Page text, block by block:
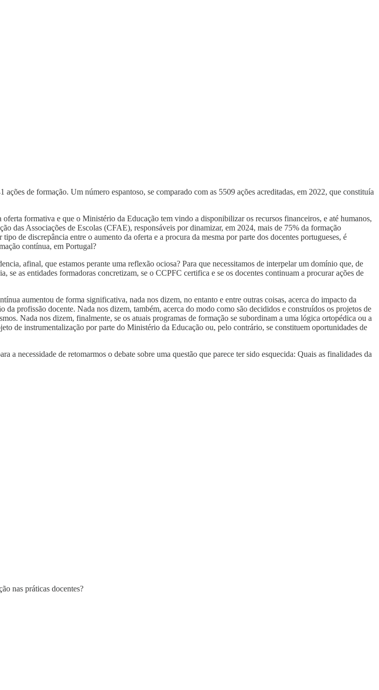
de formação. Um número espantoso, se comparado com as 5509 ações acreditadas, em 2022, que constituía
formativa e que o Ministério da Educação tem vindo a disponibilizar os recursos financeiros, e até humanos,
das Associações de Escolas (CFAE), responsáveis por dinamizar, em 2024, mais de 75% da formação
de discrepância entre o aumento da oferta e a procura da mesma por parte dos docentes portugueses, é
contínua, em Portugal?
afinal, que estamos perante uma reflexão ociosa? Para que necessitamos de interpelar um domínio que, de
as entidades formadoras concretizam, se o CCPFC certifica e se os docentes continuam a procurar ações de
aumentou de forma significativa, nada nos dizem, no entanto e entre outras coisas, acerca do impacto da
profissão docente. Nada nos dizem, também, acerca do modo como são decididos e construídos os projetos de
Nada nos dizem, finalmente, se os atuais programas de formação se subordinam a uma lógica ortopédica ou a
de instrumentalização por parte do Ministério da Educação ou, pelo contrário, se constituem oportunidades de
a necessidade de retomarmos o debate sobre uma questão que parece ter sido esquecida: Quais as finalidades da
nas práticas docentes?